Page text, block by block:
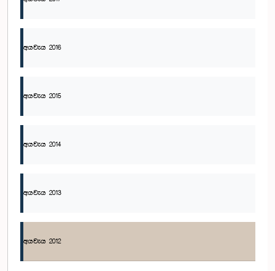
අයවැය 2016
අයවැය 2015
අයවැය 2014
අයවැය 2013
අයවැය 2012